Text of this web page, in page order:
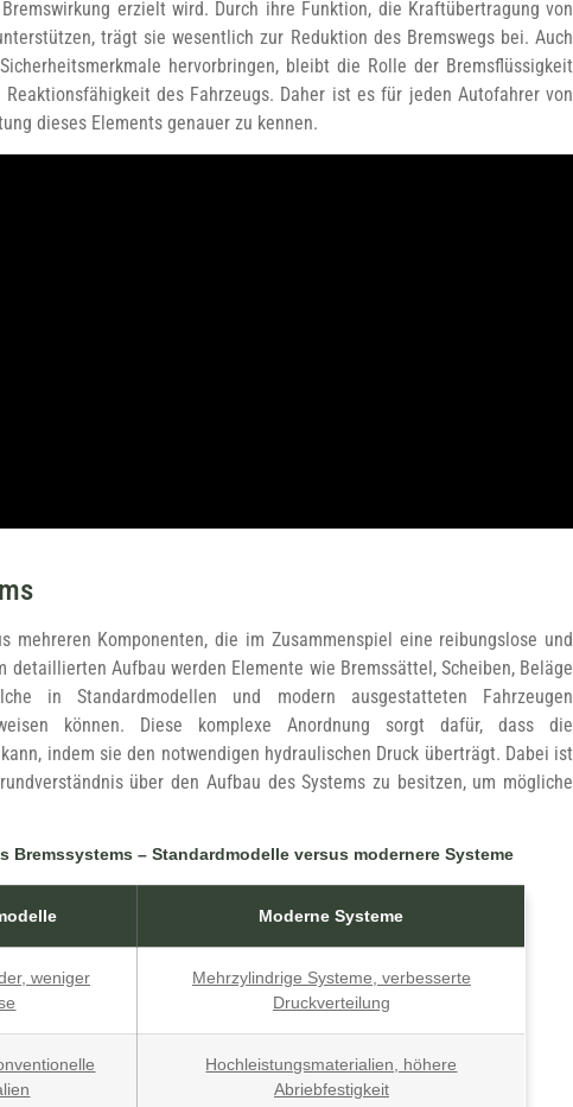
erzielt wird. Durch ihre Funktion, die Kraftübertragung von
trägt sie wesentlich zur Reduktion des Bremswegs bei. Auch
hervorbringen, bleibt die Rolle der Bremsflüssigkeit
des Fahrzeugs. Daher ist es für jeden Autofahrer von
dieses Elements genauer zu kennen.
mehreren Komponenten, die im Zusammenspiel eine reibungslose und
Aufbau werden Elemente wie Bremssättel, Scheiben, Beläge
in Standardmodellen und modern ausgestatteten Fahrzeugen
können. Diese komplexe Anordnung sorgt dafür, dass die
indem sie den notwendigen hydraulischen Druck überträgt. Dabei ist
über den Aufbau des Systems zu besitzen, um mögliche
Bremssystems – Standardmodelle versus modernere Systeme
Moderne Systeme
weniger
Mehrzylindrige Systeme, verbesserte
Druckverteilung
Hochleistungsmaterialien, höhere
Abriebfestigkeit